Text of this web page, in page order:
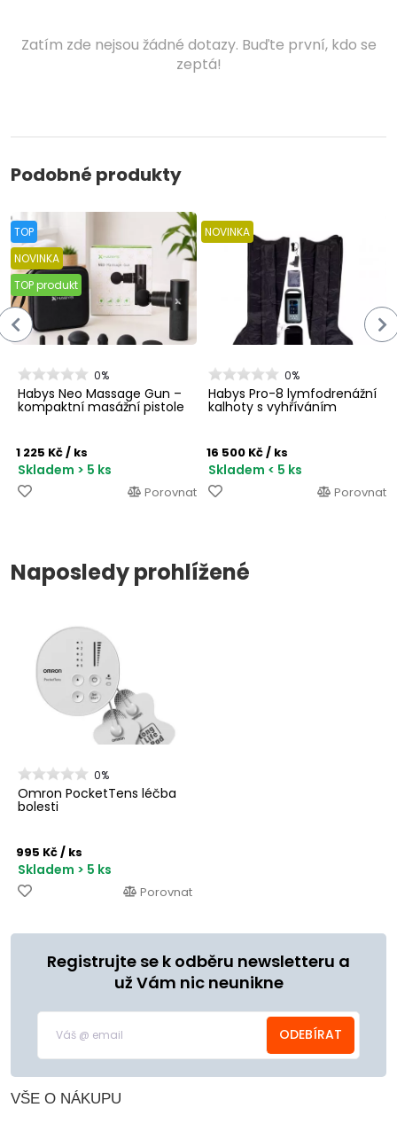
Zatím zde nejsou žádné dotazy. Buďte první, kdo se
zeptá!
Podobné produkty
TOP
NOVINKA
TOP produkt
0%
Habys Neo Massage Gun –
kompaktní masážní pistole
1 225 Kč/ ks
Skladem > 5 ks
Porovnat
NOVINKA
0%
Habys Pro-8 lymfodrenážní
kalhoty s vyhříváním
16 500 Kč/ ks
Skladem < 5 ks
Porovnat
Naposledy prohlížené
0%
Omron PocketTens léčba
bolesti
995 Kč/ ks
Skladem > 5 ks
Porovnat
Registrujte se k odběru newsletteru a
už Vám nic neunikne
ODEBÍRAT
VŠE O NÁKUPU